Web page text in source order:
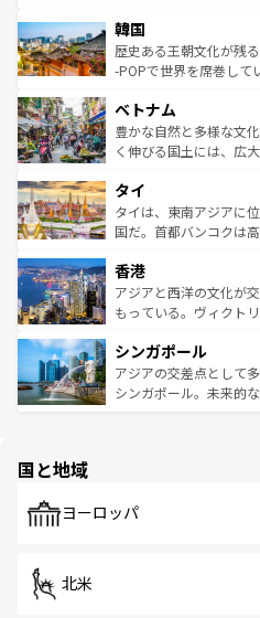
ワイを、存分に味わってほしい。 なお、新
はコンテンツ一覧を参
いる。アクティビティ
ビング、ハイキングな
い。オーストラリアの
参照してほしい。
ン）、静ひつな山岳地
と山間の静けさが共存
驚きをもたらしてくれ
容にもいいと評判のス
が味わえる。
照してほしい。
韓国
歴史ある王朝文化が残
-POPで世界を席巻して
き、地方に足を延ばせ
できる。そして、キム
まで、さまざまな韓国
リティに包まれながら
わっ
覧を参照してほしい。
ベトナム
豊かな自然と多様な文
く伸びる国土には、広
急速な発展と共に伝統
ーチミン市のフランス
醸し出している。また
とつ。フォーやバイン
ひ現地で味わいたい。
が旅行者を迎えてくれ
参照してほしい。
タイ
タイは、東南アジアに
国だ。首都バンコクは
の活気が交差している
帯で自然と触れ合い、
いビーチでリゾート気
激する。気候は一年中
が待っている。親しみ
た文化、そして多様な
香港
アジアと西洋の文化が
もっている。ヴィクト
み、どこを訪れても感
ており、効率よく見ど
うな絶景から文化的な
シンガポール
アジアの交差点として
シンガポール。未来的
で、ホーカーズは地元
国と地域
ヨーロッパ
北米